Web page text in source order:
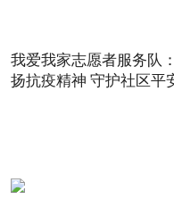
我爱我家志愿者服务队
扬抗疫精神 守护社区平